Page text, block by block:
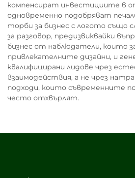
компенсират инвестициите в
одновременно подобряват
торби за бизнес с логото също
за разговор, предизвиквайки
бизнес от наблюдатели, които
привлекателните дизайни, и
квалифицирани лидове чрез
взаимодействия, а не чрез
подходи, които съвременните
често отхвърлят.